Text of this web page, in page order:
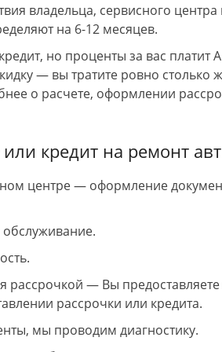
больше месяца
, и безрезультатно .
свою работу хорошо и
отдельное СПАСИБО Кириллу
, индивидуальный
буду советовать . Так
владельца, сервисного
на 6-12 месяцев.
но проценты за вас платит
— вы тратите ровно столько
о расчете, оформлении
кредит на ремонт
центре — оформление
рассрочкой — Вы
рассрочки или кредита.
мы проводим диагностику.